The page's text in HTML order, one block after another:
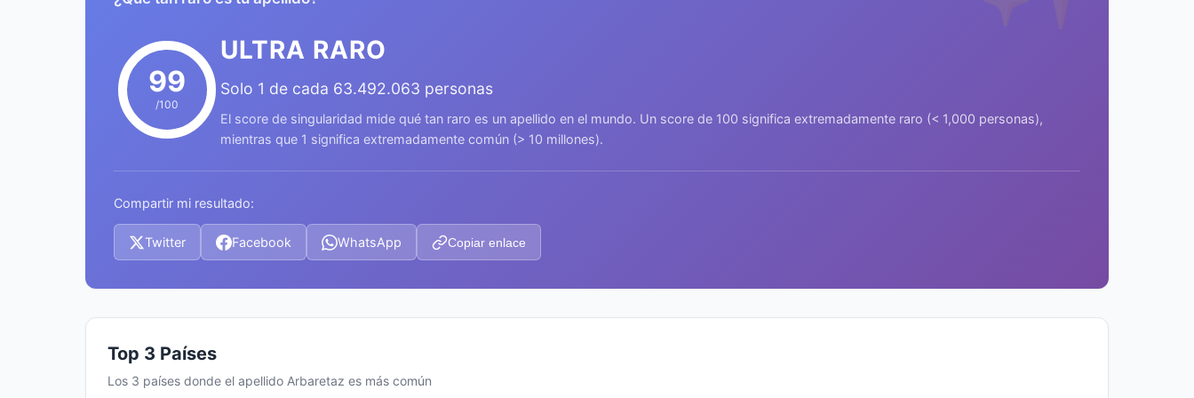
99
/100
ULTRA RARO
Solo 1 de cada 63.492.063 personas
El score de singularidad mide qué tan raro es un apellido en el mundo. Un score de 100 significa extremadamente raro (< 1,000 personas),
mientras que 1 significa extremadamente común (> 10 millones).
Compartir mi resultado:
Twitter Facebook WhatsApp Copiar enlace
Top 3 Países
Los 3 países donde el apellido Arbaretaz es más común